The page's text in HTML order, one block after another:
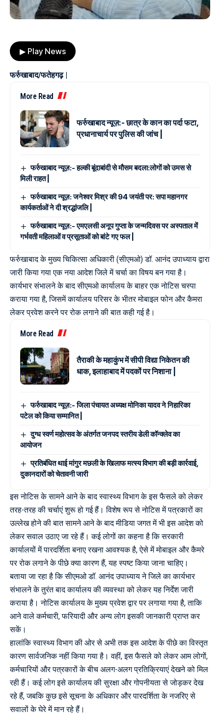
▶ Play News
फर्रुखाबाद/फतेहगढ़ |
More Read
फर्रुखाबाद न्यूज़:- छात्र के कान का पर्दा फटा,
प्रधानाचार्य पर पुलिस की जांच |
फर्रुखाबाद न्यूज़:- हल्की बूंदाबांदी से मौसम बदला:लोगों को उमस से
मिली राहत |
फर्रुखाबाद न्यूज़: जनेश्वर मिश्र की 94 जयंती पर: सपा महानगर
कार्यकर्ताओं ने दी श्रद्धांजलि |
फर्रुखाबाद न्यूज़:- एमएलसी अनूप गुप्ता के जन्मदिवस पर अस्पताल में
गर्भवती महिलाओं व प्रसूताओं को बांटे गए फल |
फर्रुखाबाद के मुख्य चिकित्सा अधिकारी (सीएमओ) डॉ. आनंद उपाध्याय द्वारा
जारी किया गया एक नया आदेश जिले में चर्चा का विषय बन गया है।
कार्यभार संभालने के बाद सीएमओ कार्यालय के बाहर एक नोटिस चस्पा
कराया गया है, जिसमें कार्यालय परिसर के भीतर मोबाइल फोन और कैमरा
लेकर प्रवेश करने पर रोक लगाने की बात कही गई है।
More Read
तैराकी के महाकुंभ में सीपी विद्या निकेतन की
धाक, इलाहाबाद में पदकों पर निशाना |
फर्रुखाबाद न्यूज़:- जिला पंचायत अध्यक्ष मोनिका यादव ने निहारिका
पटेल को किया सम्मानित |
दुग्ध स्वर्ण महोत्सव के अंतर्गत जनपद स्तरीय डेली कॉन्क्लेव का
आयोजन
प्रतिबंधित थाई मांगुर मछली के खिलाफ मत्स्य विभाग की बड़ी कार्रवाई,
दुकानदारों को चेतावनी जारी
इस नोटिस के सामने आने के बाद स्वास्थ्य विभाग के इस फैसले को लेकर
तरह-तरह की चर्चाएं शुरू हो गई हैं। विशेष रूप से नोटिस में पत्रकारों का
उल्लेख होने की बात सामने आने के बाद मीडिया जगत में भी इस आदेश को
लेकर सवाल उठाए जा रहे हैं। कई लोगों का कहना है कि सरकारी
कार्यालयों में पारदर्शिता बनाए रखना आवश्यक है, ऐसे में मोबाइल और कैमरे
पर रोक लगाने के पीछे क्या कारण हैं, यह स्पष्ट किया जाना चाहिए।
बताया जा रहा है कि सीएमओ डॉ. आनंद उपाध्याय ने जिले का कार्यभार
संभालने के तुरंत बाद कार्यालय की व्यवस्था को लेकर यह निर्देश जारी
कराया है। नोटिस कार्यालय के मुख्य प्रवेश द्वार पर लगाया गया है, ताकि
आने वाले कर्मचारी, फरियादी और अन्य लोग इसकी जानकारी प्राप्त कर
सकें।
हालांकि स्वास्थ्य विभाग की ओर से अभी तक इस आदेश के पीछे का विस्तृत
कारण सार्वजनिक नहीं किया गया है। वहीं, इस फैसले को लेकर आम लोगों,
कर्मचारियों और पत्रकारों के बीच अलग-अलग प्रतिक्रियाएं देखने को मिल
रही हैं। कई लोग इसे कार्यालय की सुरक्षा और गोपनीयता से जोड़कर देख
रहे हैं, जबकि कुछ इसे सूचना के अधिकार और पारदर्शिता के नजरिए से
सवालों के घेरे में मान रहे हैं।